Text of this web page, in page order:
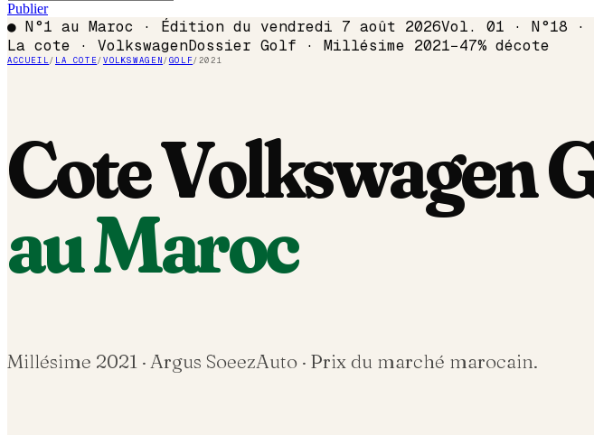
Publier
● N°1 au Maroc · Édition du vendredi 7 août 2026Vol. 01 · N°18
La cote · VolkswagenDossier Golf · Millésime 2021−47% décote
ACCUEIL/ LA COTE/VOLKSWAGEN/GOLF/2021
CoteVolkswagen
au Maroc
Millésime 2021 · Argus SoeezAuto · Prix du marché marocain.